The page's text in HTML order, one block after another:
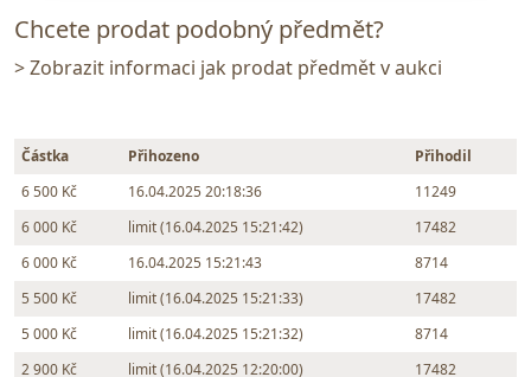
Chcete prodat podobný předmět?
> Zobrazit informaci jak prodat předmět v aukci
Částka Přihozeno
Přihodil
6 500 Kč
16.04.2025 20:18:36
11249
6 000 Kč
limit (16.04.2025 15:21:42)
17482
6 000 Kč
16.04.2025 15:21:43
8714
5 500 Kč
limit (16.04.2025 15:21:33)
17482
5 000 Kč
limit (16.04.2025 15:21:32)
8714
2 900 Kč
limit (16.04.2025 12:20:00) 17482